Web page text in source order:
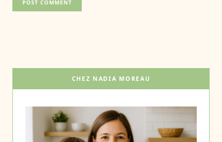
CHEZ NADIA MOREAU